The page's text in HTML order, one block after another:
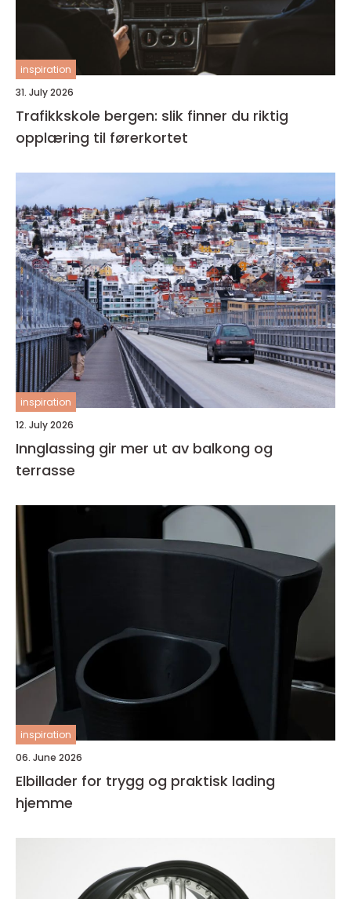
inspiration
31. July 2026
Trafikkskole bergen: slik finner du riktig
opplæring til førerkortet
inspiration
12. July 2026
Innglassing gir mer ut av balkong og
terrasse
inspiration
06. June 2026
Elbillader for trygg og praktisk lading
hjemme